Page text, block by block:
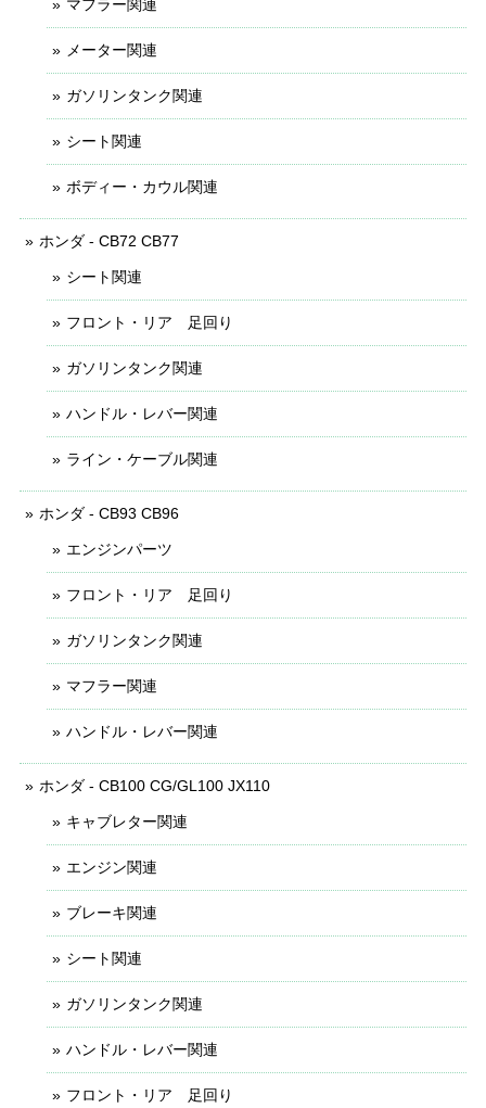
マフラー関連
メーター関連
ガソリンタンク関連
シート関連
ボディー・カウル関連
ホンダ - CB72 CB77
シート関連
フロント・リア 足回り
ガソリンタンク関連
ハンドル・レバー関連
ライン・ケーブル関連
ホンダ - CB93 CB96
エンジンパーツ
フロント・リア 足回り
ガソリンタンク関連
マフラー関連
ハンドル・レバー関連
ホンダ - CB100 CG/GL100 JX110
キャブレター関連
エンジン関連
ブレーキ関連
シート関連
ガソリンタンク関連
ハンドル・レバー関連
フロント・リア 足回り